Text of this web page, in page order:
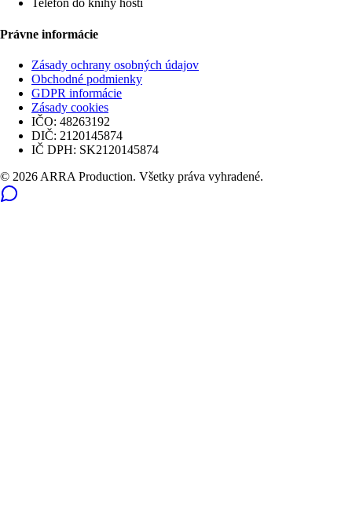
Telefón do knihy hostí
Právne informácie
Zásady ochrany osobných údajov
Obchodné podmienky
GDPR informácie
Zásady cookies
IČO: 48263192
DIČ: 2120145874
IČ DPH: SK2120145874
© 2026 ARRA Production. Všetky práva vyhradené.